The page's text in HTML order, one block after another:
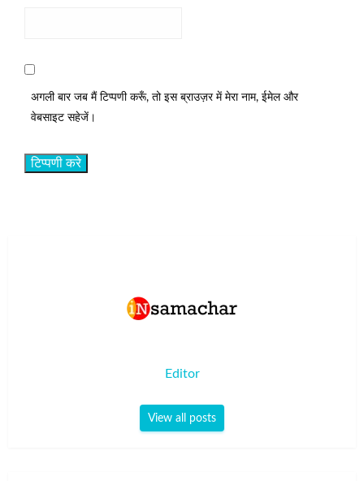
अगली बार जब मैं टिप्पणी करूँ, तो इस ब्राउज़र में मेरा नाम, ईमेल और
वेबसाइट सहेजें।
Editor
View all posts